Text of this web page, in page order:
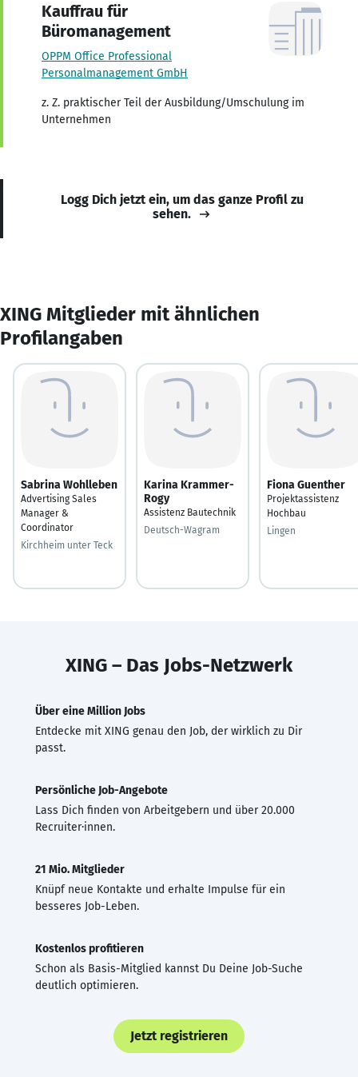
Kauffrau für
Büromanagement
OPPM Office Professional
Personalmanagement GmbH
z. Z. praktischer Teil der Ausbildung/Umschulung im
Unternehmen
Logg Dich jetzt ein, um das ganze Profil zu
sehen.
XING Mitglieder mit ähnlichen
Profilangaben
Sabrina Wohlleben
Advertising Sales
Manager &
Coordinator
Kirchheim unter Teck
Karina Krammer-
Rogy
Assistenz Bautechnik
Deutsch-Wagram
Fiona Guenther
Projektassistenz
Hochbau
Lingen
XING – Das Jobs-Netzwerk
Über eine Million Jobs
Entdecke mit XING genau den Job, der wirklich zu Dir
passt.
Persönliche Job-Angebote
Lass Dich finden von Arbeitgebern und über 20.000
Recruiter·innen.
21 Mio. Mitglieder
Knüpf neue Kontakte und erhalte Impulse für ein
besseres Job-Leben.
Kostenlos profitieren
Schon als Basis-Mitglied kannst Du Deine Job-Suche
deutlich optimieren.
Jetzt registrieren